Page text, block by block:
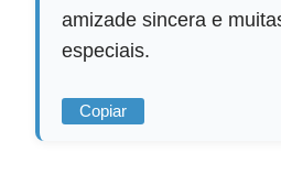
amizade sincera e
especiais.
Copiar